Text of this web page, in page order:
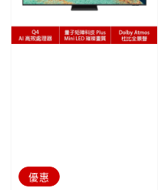
優惠